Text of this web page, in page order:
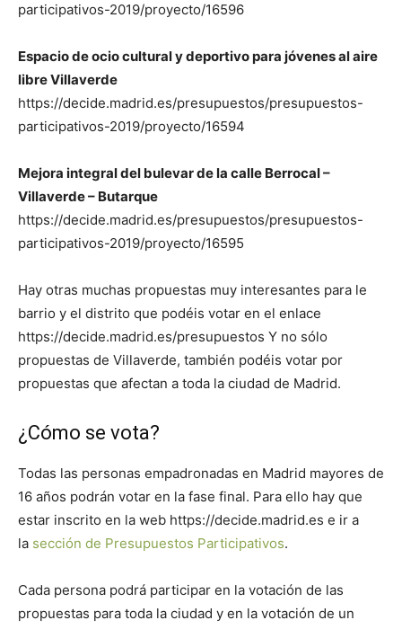
participativos-2019/proyecto/16596
Espacio de ocio cultural y deportivo para jóvenes al aire
libre Villaverde
https://decide.madrid.es/presupuestos/presupuestos-
participativos-2019/proyecto/16594
Mejora integral del bulevar de la calle Berrocal –
Villaverde – Butarque
https://decide.madrid.es/presupuestos/presupuestos-
participativos-2019/proyecto/16595
Hay otras muchas propuestas muy interesantes para le
barrio y el distrito que podéis votar en el enlace
https://decide.madrid.es/presupuestos Y no sólo
propuestas de Villaverde, también podéis votar por
propuestas que afectan a toda la ciudad de Madrid.
¿Cómo se vota?
Todas las personas empadronadas en Madrid mayores de
16 años podrán votar en la fase final. Para ello hay que
estar inscrito en la web https://decide.madrid.es e ir a
la sección de Presupuestos Participativos.
Cada persona podrá participar en la votación de las
propuestas para toda la ciudad y en la votación de un